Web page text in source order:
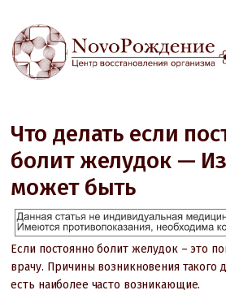
НАПРАВЛЕНИЯ
ВРАЧИ
АКЦИИ
КОНТАКТЫ
Что делать если
болит желудок — Из
может быть
Если постоянно болит желудок – это
врачу. Причины возникновения такого
есть наиболее часто возникающие.